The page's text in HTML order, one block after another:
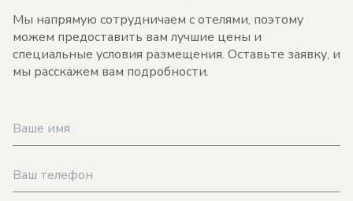
Мы напрямую сотрудничаем с отелями, поэтому
можем предоставить вам лучшие цены и
специальные условия размещения. Оставьте заявку, и
мы расскажем вам подробности.